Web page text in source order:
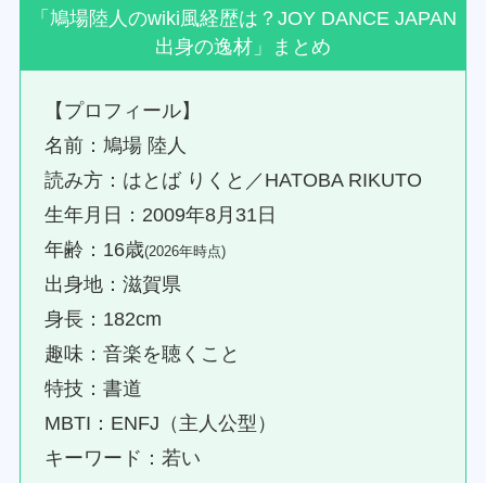
「鳩場陸人のwiki風経歴は？JOY DANCE JAPAN
出身の逸材」まとめ
【プロフィール】
名前：鳩場 陸人
読み方：はとば りくと／HATOBA RIKUTO
生年月日：2009年8月31日
年齢：16歳(2026年時点)
出身地：滋賀県
身長：182cm
趣味：音楽を聴くこと
特技：書道
MBTI：ENFJ（主人公型）
キーワード：若い